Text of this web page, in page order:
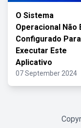
O Sistema
Operacional Não
Configurado Para
Executar Este
Aplicativo
07 September 2024